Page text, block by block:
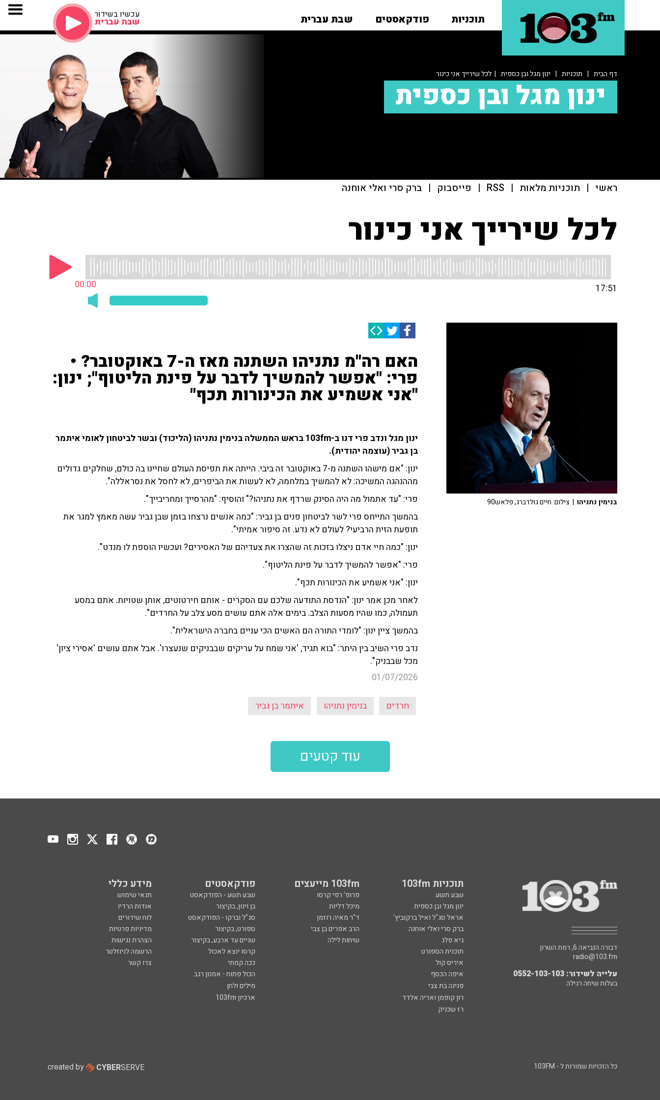
תוכניות פודקאסטים שבת עברית עכשיו בשידור
שבת עברית
דף הבית | תוכניות | ינון מגל ובן כספית | לכל שירייך אני כינור
ינון מגל ובן כספית
ראשי | תוכניות מלאות |
RSS
| פייסבוק | ברק סרי ואלי אוחנה
לכל שירייך אני כינור
00:00 17:51
האם רה"מ נתניהו השתנה מאז ה-7 באוקטובר? •
פרי: "אפשר להמשיך לדבר על פינת הליטוף"; ינון:
"אני אשמיע את הכינורות תכף"
ינון מגל ונדב פרי דנו ב-103fm בראש הממשלה בנימין נתניהו (הליכוד) ובשר לביטחון לאומי איתמר
בן גביר (עוצמה יהודית).
ינון: "אם מישהו השתנה מ-7 באוקטובר זה ביבי. הייתה את תפיסת העולם שחיינו בה כולם, שחלקים גדולים
מההנהגה המשיכה: לא להמשיך במלחמה, לא לעשות את הביפרים, לא לחסל את נסראללה".
פרי: "עד אתמול מה היה הסינק שרדף את נתניהו?" והוסיף: "מהרסייך ומחריבייך".
בהמשך התייחס פרי לשר לביטחון פנים בן גביר: "כמה אנשים נרצחו בזמן שבן גביר עשה מאמץ למגר את
תופעת הזית הרביעי? לעולם לא נדע. זה סיפור אמיתי".
ינון: "כמה חיי אדם ניצלו בזכות זה שהצרו את צעדיהם של האסירים? ועכשיו הוספת לו מנדט".
פרי: "אפשר להמשיך לדבר על פינת הליטוף".
ינון: "אני אשמיע את הכינורות תכף".
לאחר מכן אמר ינון: "הנדסת התודעה שלכם עם הסקרים - אותם חירטוטים, אותן שטויות. אתם במסע
תעמולה, כמו שהיו מסעות הצלב. בימים אלה אתם עושים מסע צלב על החרדים".
בהמשך ציין ינון: "לומדי התורה הם האשים הכי עניים בחברה הישראלית".
נדב פרי השיב בין היתר: "בוא תגיד, 'אני שמח על עריקים שבבניקים שנעצרו'. אבל אתם עושים 'אסירי ציון'
מכל שבבניק".
01/07/2026
חרדים בנימין נתניהו איתמר בן גביר
בנימין נתניהו | צילום: חיים גולדברג, פלאש90
עוד קטעים
תוכניות 103fm 103fm מייעצים פודקאסטים מידע כללי
שבע תשע פרופ' רפי קרסו שבע תשע - הפודקאסט
תנאי שימוש
ינון מגל ובן כספית
מיכל דליות בן וינון, בקיצור
אודות הרדיו
אראל סג"ל ואיל ברקוביץ'
ד"ר מאיה רוזמן סג"ל וברקו - הפודקאסט
לוח שידורים
ברק סרי ואלי אוחנה
הרב אפרים בן צבי ספורט, בקיצור
מדיניות פרטיות
גיא פלג
שיחות לילה שניים עד ארבע, בקיצור
הצהרת נגישות
תוכנית הספורט
קרסו יוצא לאכול
הרשמה לניוזלטר
איריס קול
ככה קמתי
צרו קשר
איפה הכסף
הכול פתוח - אמנון רגב
פנינה בת צבי
מילים ולחן
רון קופמן ואריה אלדד
ארכיון 103fm
רז שכניק
דבורה הנביאה 6, רמת השרון
radio@103.fm
עלייה לשידור: 0552-103-103
בעלות שיחה רגילה
כל הזכויות שמורות ל - 103FM created by CYBERSERVE